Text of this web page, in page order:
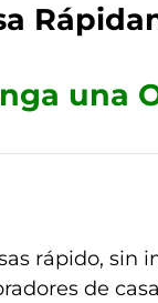
R
una
rápido, sin
de